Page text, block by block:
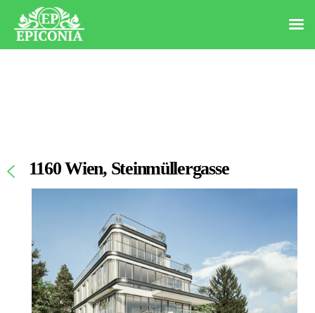
1160 Wien, Steinmüllergasse